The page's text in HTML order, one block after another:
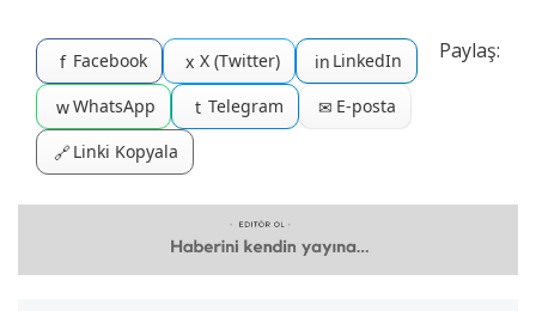
Paylaş:
f Facebook x X (Twitter) in LinkedIn
wWhatsApp t Telegram ✉ E-posta
🔗Linki Kopyala